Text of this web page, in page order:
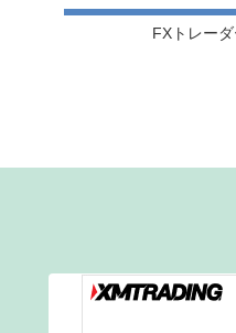
FXトレー